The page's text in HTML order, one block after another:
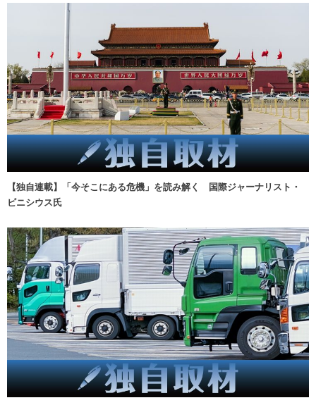
【独自連載】「今そこにある危機」を読み解く 国際ジャーナリスト・
ビニシウス氏